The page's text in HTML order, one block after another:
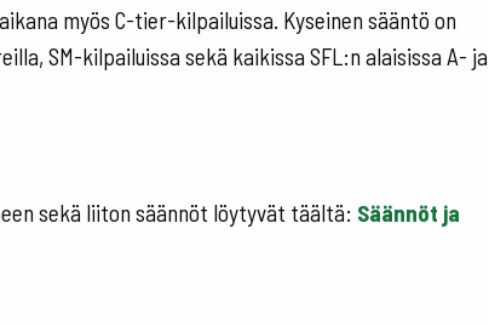
myös C-tier-kilpailuissa. Kyseinen sääntö on
SM-kilpailuissa sekä kaikissa SFL:n alaisissa A- ja
sekä liiton säännöt löytyvät täältä: Säännöt ja